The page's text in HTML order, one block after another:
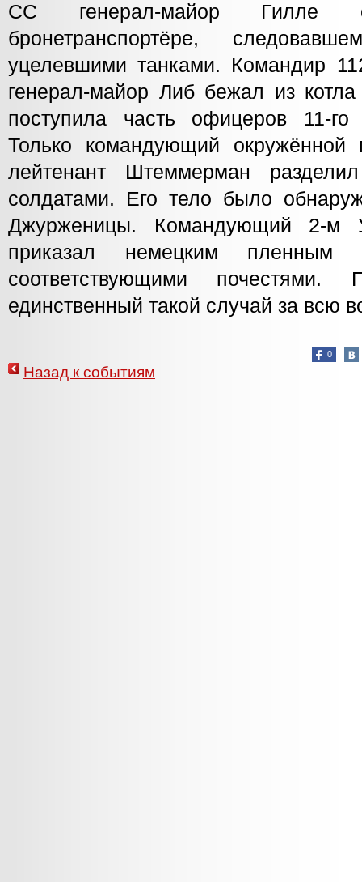
СС генерал-майор
бронетранспортёре,
уцелевшими танками. Командир
генерал-майор Либ бежал из
поступила часть офицеров 11-го
Только командующий окружённой
лейтенант Штеммерман
солдатами. Его тело было
Джурженицы. Командующий 2-м
приказал немецким пленным
соответствующими
единственный такой случай за всю
0
Назад к событиям